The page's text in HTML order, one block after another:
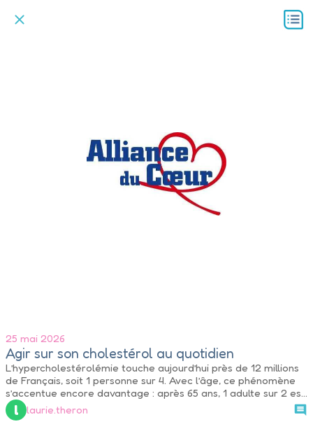
25 mai 2026
Agir sur son cholestérol au quotidien
L’hypercholestérolémie touche aujourd’hui près de 12 millions
de Français, soit 1 personne sur 4. Avec l’âge, ce phénomène
s’accentue encore davantage : après 65 ans, 1 adulte sur 2 est
concerné.
l laurie.theron